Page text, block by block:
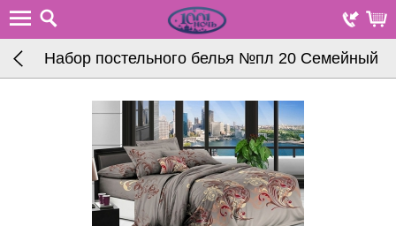
Набор постельного белья №пл 20 Семейный